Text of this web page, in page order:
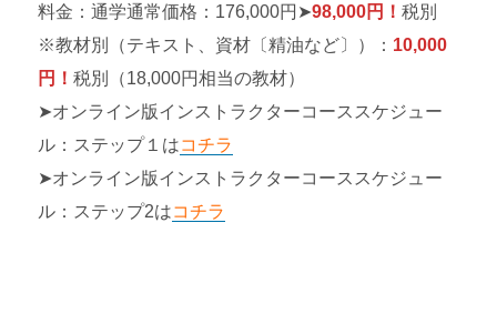
料金：通学通常価格：176,000円➤98,000円！ 税別
※教材別（テキスト、資材〔精油など〕）： 10,000
円！ 税別（18,000円相当の教材）
➤オンライン版インストラクターコーススケジュー
ル：ステップ１はコチラ
➤オンライン版インストラクターコーススケジュー
ル：ステップ2はコチラ